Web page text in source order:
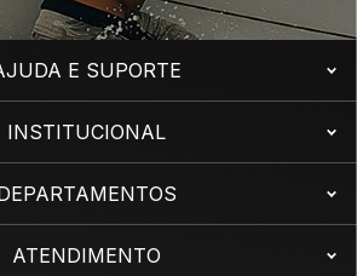
E SUPORTE
INSTITUCIONAL
ATENDIMENTO